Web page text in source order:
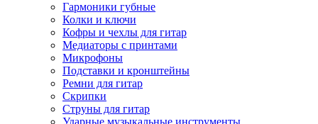
Гармоники губные
Колки и ключи
Кофры и чехлы для гитар
Медиаторы с принтами
Микрофоны
Подставки и кронштейны
Ремни для гитар
Скрипки
Струны для гитар
Ударные музыкальные инструменты